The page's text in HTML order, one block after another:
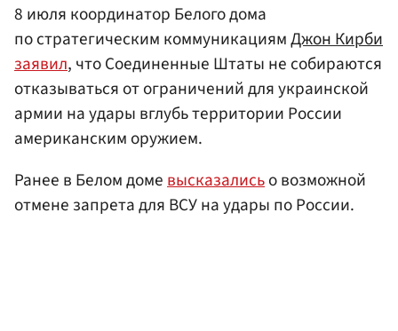
8 июля координатор Белого дома
по стратегическим коммуникациямДжон Кирби
заявил, что Соединенные Штаты не собираются
отказываться от ограничений для украинской
армии на удары вглубь территории России
американским оружием.
Ранее в Белом домевысказалисьо возможной
отмене запрета для ВСУ на удары по России.